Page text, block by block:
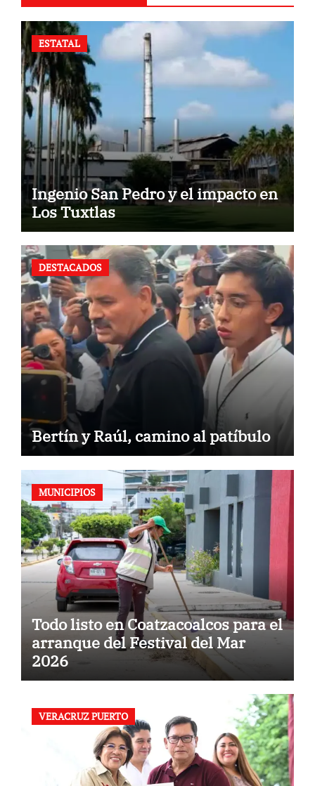
ESTATAL
Ingenio San Pedro y el impacto en
Los Tuxtlas
DESTACADOS
Bertín y Raúl, camino al patíbulo
MUNICIPIOS
Todo listo en Coatzacoalcos para el
arranque del Festival del Mar
2026
VERACRUZ PUERTO